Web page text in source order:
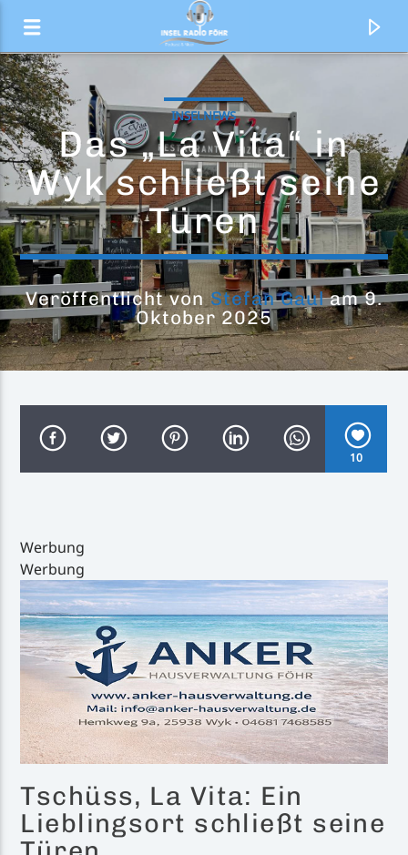
Aktueller Titel
Dancing At The End Of The World
Handystream
INSELNEWS
Das „La Vita“ in
Wyk schließt seine
Türen
Veröffentlicht vonStefan Gaulam 9.
Oktober 2025
10
Werbung
Werbung
Tschüss, La Vita: Ein
Lieblingsort schließt seine